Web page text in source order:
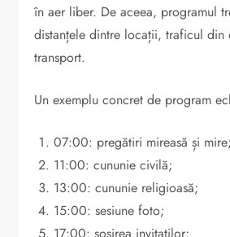
în aer liber. De aceea, programul
distanțele dintre locații, traficul din
transport.
Un exemplu concret de program
07:00: pregătiri mireasă și mire;
11:00: cununie civilă;
13:00: cununie religioasă;
15:00: sesiune foto;